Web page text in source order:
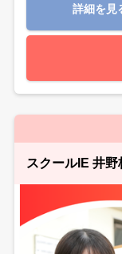
詳細を見
スクールIE 井野